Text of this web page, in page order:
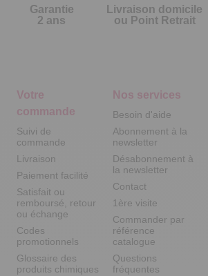
Garantie
2 ans
Livraison domicile
ou Point Retrait
Votre
commande
Suivi de
commande
Livraison
Paiement facilité
Satisfait ou
remboursé, retour
ou échange
Codes
promotionnels
Glossaire des
produits chimiques
Nos services
Besoin d'aide
Abonnement à la
newsletter
Désabonnement à
la newsletter
Contact
1ère visite
Commander par
référence
catalogue
Questions
fréquentes